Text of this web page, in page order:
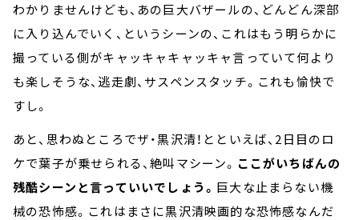
わかりませんけども、あの巨大バザールの、どんどん深部
に入り込んでいく、というシーンの、これはもう明らかに
撮っている側がキャッキャキャッキャ言っていて何より
も楽しそうな、逃走劇、サスペンスタッチ。これも愉快で
すし。
あと、思わぬところでザ・黒沢清！とといえば、2日目のロ
ケで葉子が乗せられる、絶叫マシーン。 ここがいちばんの
残酷シーンと言っていいでしょう。 巨大な止まらない機
械の恐怖感。これはまさに黒沢清映画的な恐怖感なんだ